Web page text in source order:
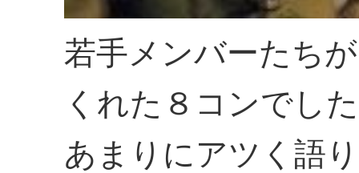
若手メンバーたち
くれた８コンでし
あまりにアツく語